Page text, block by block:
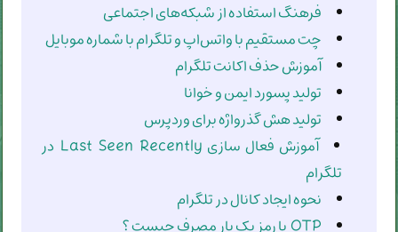
فرهنگ استفاده از شبکه‌های اجتماعی
چت مستقیم با واتس‌اپ و تلگرام با شماره موبایل
آموزش حذف اکانت تلگرام
تولید پسورد ایمن و خوانا
تولید هش گذرواژه برای وردپرس
آموزش فعال سازی Last Seen Recently در
تلگرام
نحوه ایجاد کانال در تلگرام
OTP یا رمز یک بار مصرف چیست ؟